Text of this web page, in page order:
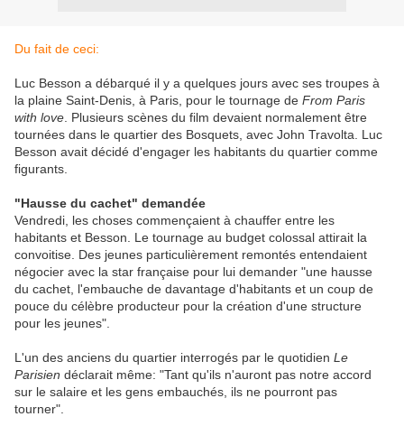
Du fait de ceci:
Luc Besson a débarqué il y a quelques jours avec ses troupes à
la plaine Saint-Denis, à Paris, pour le tournage de From Paris
with love . Plusieurs scènes du film devaient normalement être
tournées dans le quartier des Bosquets, avec John Travolta. Luc
Besson avait décidé d'engager les habitants du quartier comme
figurants.
"Hausse du cachet" demandée
Vendredi, les choses commençaient à chauffer entre les
habitants et Besson. Le tournage au budget colossal attirait la
convoitise. Des jeunes particulièrement remontés entendaient
négocier avec la star française pour lui demander "une hausse
du cachet, l'embauche de davantage d'habitants et un coup de
pouce du célèbre producteur pour la création d'une structure
pour les jeunes".
L'un des anciens du quartier interrogés par le quotidien Le
Parisien déclarait même: "Tant qu'ils n'auront pas notre accord
sur le salaire et les gens embauchés, ils ne pourront pas
tourner".